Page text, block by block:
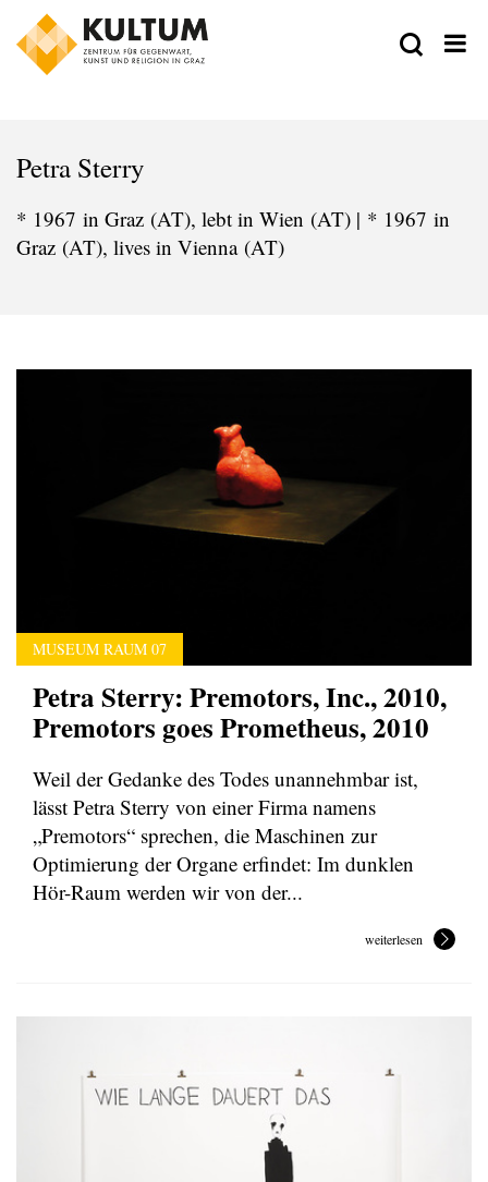
Petra Sterry
* 1967 in Graz (AT), lebt in Wien (AT) | * 1967 in
Graz (AT), lives in Vienna (AT)
MUSEUM RAUM 07
Petra Sterry: Premotors, Inc., 2010,
Premotors goes Prometheus, 2010
Weil der Gedanke des Todes unannehmbar ist,
lässt Petra Sterry von einer Firma namens
„Premotors“ sprechen, die Maschinen zur
Optimierung der Organe erfindet: Im dunklen
Hör-Raum werden wir von der...
weiterlesen